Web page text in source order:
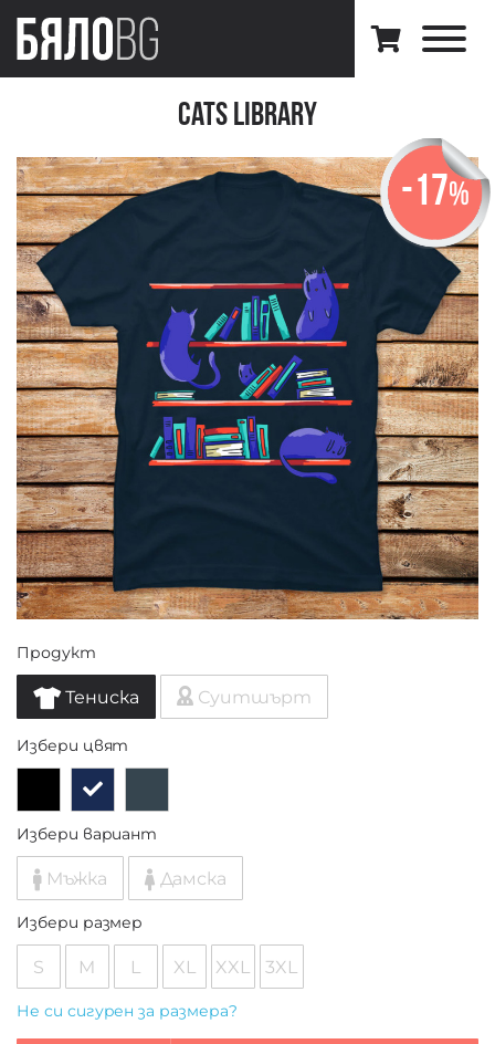
Cats Library
-17%
Продукт
Тениска Суитшърт
Избери цвят
Избери вариант
Мъжка Дамска
Избери размер
S M L XL XXL 3XL
Не си сигурен за размера?